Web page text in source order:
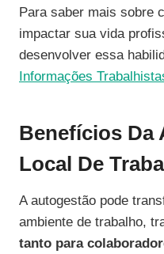
Para saber mais sobre
impactar sua vida
desenvolver essa
Informações
Benefícios Da
Local De
A autogestão pode
ambiente de trabalho,
tanto para